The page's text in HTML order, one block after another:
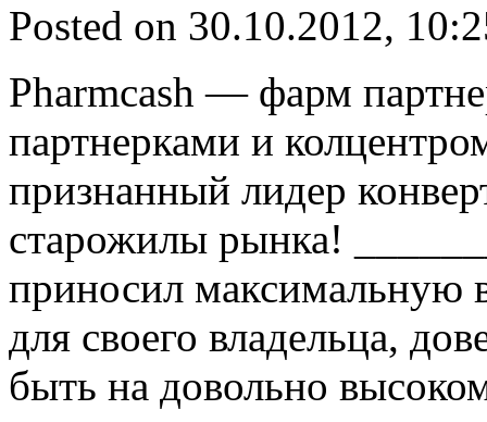
Posted on 30.10.2012,
Pharmcash — фарм
партнерками и
признанный лидер
старожилы рынка!
приносил максимальную
для своего владельца,
быть на довольно